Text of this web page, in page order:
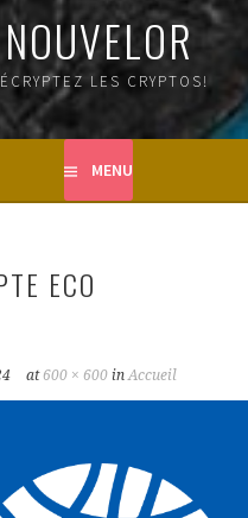
NOUVELOR
LES CRYPTOS!
MENU
ECO
at 600 × 600 inAccueil